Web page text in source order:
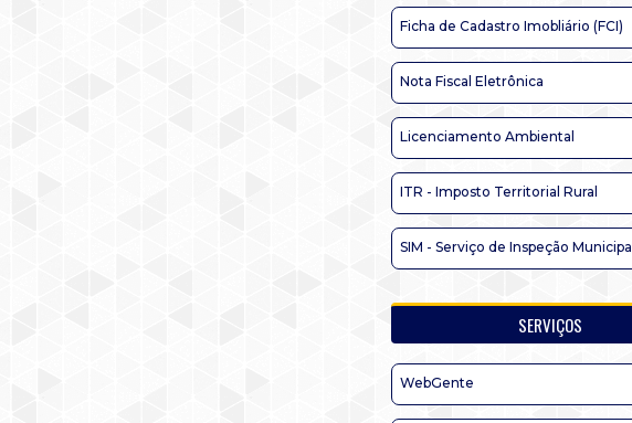
Ficha de Cadastro Imobliário (FCI)
Nota Fiscal Eletrônica
Licenciamento Ambiental
ITR - Imposto Territorial Rural
SIM - Serviço de Inspeção Municipal
SERVIÇOS
WebGente